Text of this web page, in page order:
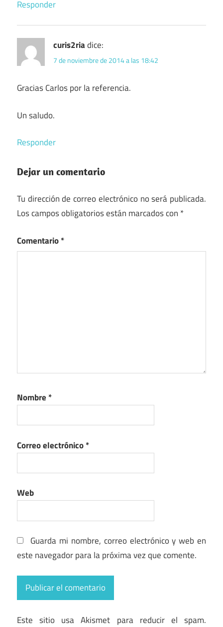
Responder
curis2riadice:
7 de noviembre de 2014 a las 18:42
Gracias Carlos por la referencia.
Un saludo.
Responder
Dejar un comentario
Tu dirección de correo electrónico no será publicada.
Los campos obligatorios están marcados con *
Comentario*
Nombre *
Correo electrónico*
Web
Guarda mi nombre, correo electrónico y web en
este navegador para la próxima vez que comente.
Este sitio usa Akismet para reducir el spam.